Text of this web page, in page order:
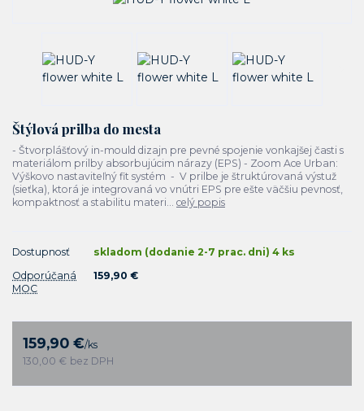
Štýlová prilba do mesta
- Štvorplášťový in-mould dizajn pre pevné spojenie vonkajšej časti s
materiálom prilby absorbujúcim nárazy (EPS) - Zoom Ace Urban:
Výškovo nastaviteľný fit systém - V prilbe je štruktúrovaná výstuž
(sieťka), ktorá je integrovaná vo vnútri EPS pre ešte väčšiu pevnosť,
kompaktnosť a stabilitu materi... celý popis
Dostupnosť
skladom (dodanie 2-7 prac. dni) 4 ks
Odporúčaná
MOC
159,90 €
159,90 €/ks
130,00 € bez DPH